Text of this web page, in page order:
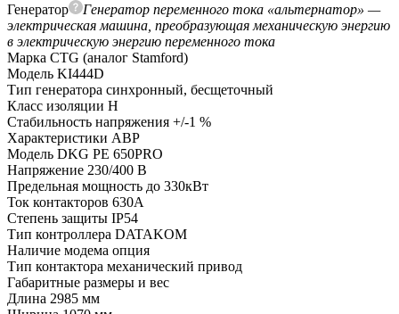
Генератор
Генератор переменного тока «альтернатор» —
электрическая машина, преобразующая механическую энергию
в электрическую энергию переменного тока
Марка CTG (аналог Stamford)
Модель KI444D
Тип генератора синхронный, бесщеточный
Класс изоляции H
Стабильность напряжения +/-1 %
Характеристики АВР
Модель DKG PE 650PRO
Напряжение 230/400 В
Предельная мощность до 330кВт
Ток контакторов 630A
Степень защиты IP54
Тип контроллера DATAKOM
Наличие модема опция
Тип контактора механический привод
Габаритные размеры и вес
Длина 2985 мм